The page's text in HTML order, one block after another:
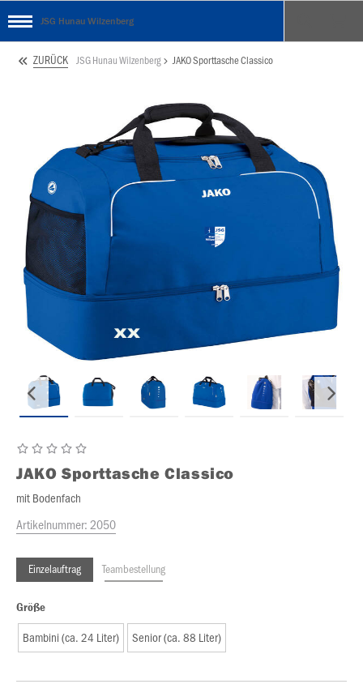
JSG Hunau Wilzenberg
ZURÜCK JSG Hunau Wilzenberg JAKO Sporttasche Classico
JAKO Sporttasche Classico
mit Bodenfach
Artikelnummer:2050
Einzelauftrag Teambestellung
Größe
Bambini (ca. 24 Liter) Senior (ca. 88 Liter)